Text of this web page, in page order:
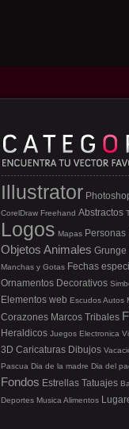
Illustrator
CorelDraw Freehand Abstractos
Logos Mapas Personas
Objetos Animales Grunge
Manchas y Gotas Fechas
Ornamentos Decorativos
Elementos web EscudosAutos
Corazones Marcos Tribales
Heraldicos Juegos Electronica
3D Caricaturas Dibujos
Pascua Dia de la madre Dia del
Fondos Estrellas Tatuajes
Deportes Musica Alimentos